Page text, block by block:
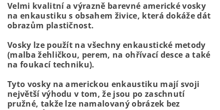
Velmi kvalitní a výrazně barevné americké vosky
na enkaustiku s obsahem živice, která dokáže dát
obrazům plastičnost.
Vosky lze použít na všechny enkaustické metody
(malba žehličkou, perem, na ohřívací desce a také
na foukací techniku).
Tyto vosky na americkou enkaustiku mají svoji
největší výhodu v tom, že jsou po zaschnutí
pružné, takže lze namalovaný obrázek bez